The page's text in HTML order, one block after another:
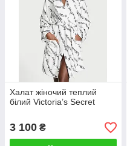
Халат жіночий теплий
білий Victoria’s Secret
3 100 ₴